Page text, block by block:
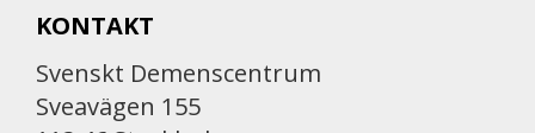
KONTAKT
Svenskt Demenscentrum
Sveavägen 155